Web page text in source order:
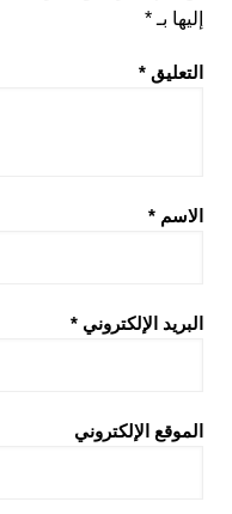
إليها بـ *
التعليق *
الاسم *
البريد الإلكتروني *
الموقع الإلكتروني